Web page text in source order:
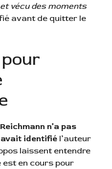
vécu des moments
avant de quitter le
n’a pas
identifié l’auteur
laissent entendre
est en cours pour